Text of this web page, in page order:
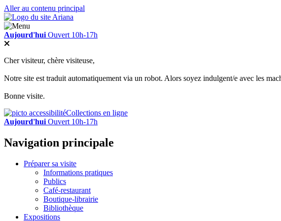
Aller au contenu principal
Aujourd'hui Ouvert 10h-17h
Cher visiteur, chère visiteuse,
Notre site est traduit automatiquement via un robot. Alors soyez indulgent/e avec les
Bonne visite.
Collections en ligne
Aujourd'hui Ouvert 10h-17h
Navigation principale
Préparer sa visite
Informations pratiques
Publics
Café-restaurant
Boutique-librairie
Bibliothèque
Expositions